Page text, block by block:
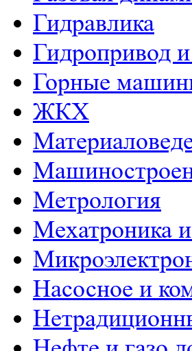
Гидравлика
Гидропривод
Горные
ЖКХ
Метрология
Мехатроника
Насосное и